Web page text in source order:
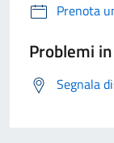
Prenota
Problemi
Segnala